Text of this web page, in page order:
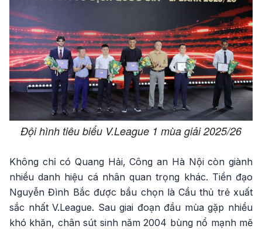
Đội hình tiêu biểu V.League 1 mùa giải 2025/26
Không chỉ có Quang Hải, Công an Hà Nội còn giành
nhiều danh hiệu cá nhân quan trọng khác. Tiền đạo
Nguyễn Đình Bắc được bầu chọn là Cầu thủ trẻ xuất
sắc nhất V.League. Sau giai đoạn đầu mùa gặp nhiều
khó khăn, chân sút sinh năm 2004 bùng nổ mạnh mẽ